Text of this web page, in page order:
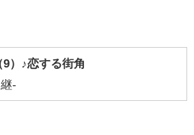
）
♪恋する街角
-